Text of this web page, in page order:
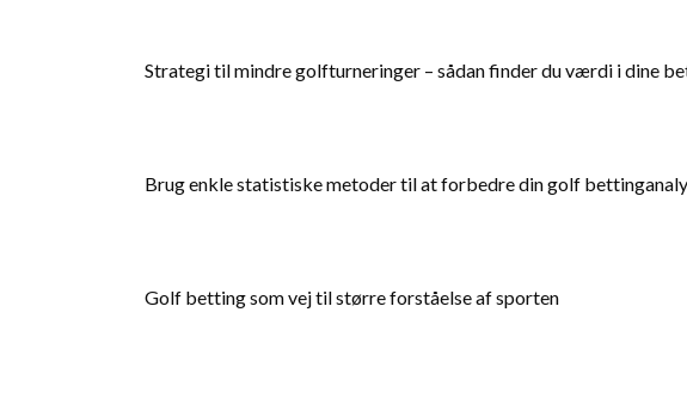
Strategi til mindre golfturneringer – sådan finder du værdi i dine
Brug enkle statistiske metoder til at forbedre din golf
Golf betting som vej til større forståelse af sporten